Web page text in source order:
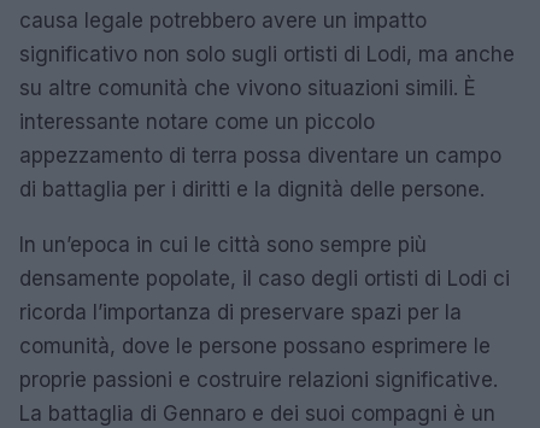
causa legale potrebbero avere un impatto
significativo non solo sugli ortisti di Lodi, ma anche
su altre comunità che vivono situazioni simili. È
interessante notare come un piccolo
appezzamento di terra possa diventare un campo
di battaglia per i diritti e la dignità delle persone.
In un’epoca in cui le città sono sempre più
densamente popolate, il caso degli ortisti di Lodi ci
ricorda l’importanza di preservare spazi per la
comunità, dove le persone possano esprimere le
proprie passioni e costruire relazioni significative.
La battaglia di Gennaro e dei suoi compagni è un